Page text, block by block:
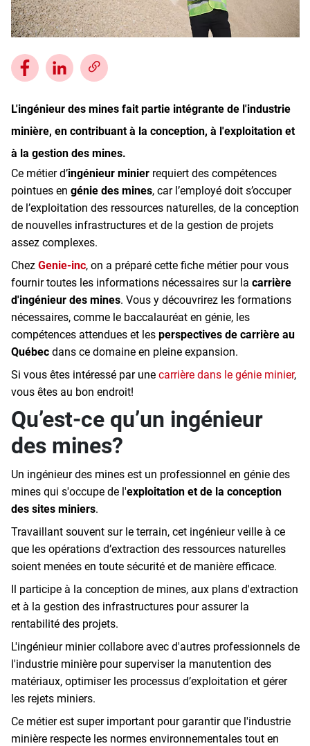
Inscrivez-vous à l'infolettre
Publiez une offre d'emploi
L'ingénieur des mines fait partie intégrante de l'industrie
minière, en contribuant à la conception, à l'exploitation et
à la gestion des mines.
Ce métier d’ingénieur minier requiert des compétences
pointues en génie des mines, car l’employé doit s’occuper
de l’exploitation des ressources naturelles, de la conception
de nouvelles infrastructures et de la gestion de projets
assez complexes.
Chez Genie-inc, on a préparé cette fiche métier pour vous
fournir toutes les informations nécessaires sur la carrière
d'ingénieur des mines. Vous y découvrirez les formations
nécessaires, comme le baccalauréat en génie, les
compétences attendues et les perspectives de carrière au
Québec dans ce domaine en pleine expansion.
Si vous êtes intéressé par une carrière dans le génie minier,
vous êtes au bon endroit!
Qu’est-ce qu’un ingénieur
des mines?
Un ingénieur des mines est un professionnel en génie des
mines qui s'occupe de l'exploitation et de la conception
des sites miniers.
Travaillant souvent sur le terrain, cet ingénieur veille à ce
que les opérations d’extraction des ressources naturelles
soient menées en toute sécurité et de manière efficace.
Il participe à la conception de mines, aux plans d'extraction
et à la gestion des infrastructures pour assurer la
rentabilité des projets.
L'ingénieur minier collabore avec d'autres professionnels de
l'industrie minière pour superviser la manutention des
matériaux, optimiser les processus d’exploitation et gérer
les rejets miniers.
Ce métier est super important pour garantir que l'industrie
minière respecte les normes environnementales tout en